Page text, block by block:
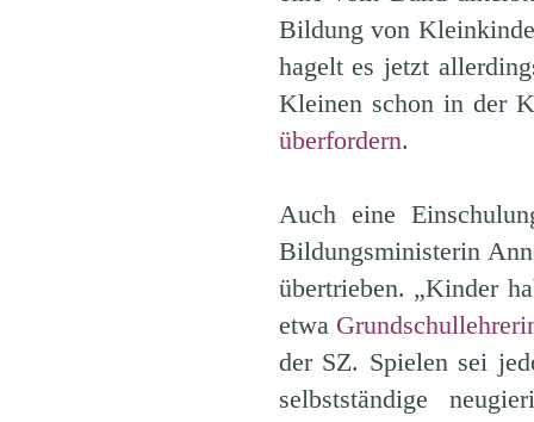
Bildung von
hagelt es jetzt
Kleinen schon in der
überfordern.
Auch eine
Bildungsministerin
übertrieben. „Kinder
etwa
der SZ. Spielen sei
selbstständige